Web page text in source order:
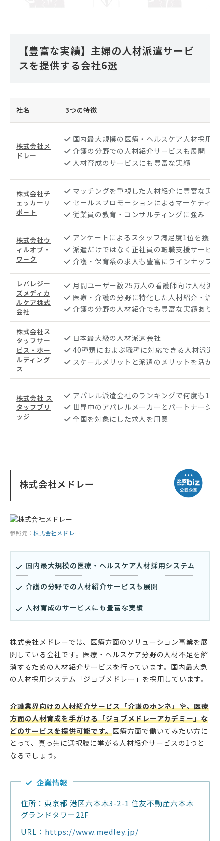
【豊富な実績】主婦の人材派遣サービ
スを提供する会社6選
社名 3つの特徴
株式会社メ
ドレー
国内最大規模の医療・ヘルスケア人材採用
介護の分野での人材紹介サービスも展開
人材育成のサービスにも豊富な実績
株式会社チ
ェッカーサ
ポート
マッチングを重視した人材紹介に豊富な実績
セールスプロモーションによるマーケティ
従業員の教育・コンサルティングに強み
株式会社ウ
ィルオブ・
ワーク
アンケートによるスタッフ満足度1位を獲得
派遣だけではなく正社員の転職支援サービ
介護・保育系の求人も豊富にラインナップ
レバレジー
ズメディカ
ルケア株式
会社
月間ユーザー数25万人の看護師向け人材派
医療・介護の分野に特化した人材紹介・派
介護の分野の人材紹介でも豊富な実績あり
株式会社ス
タッフサー
ビス・ホー
ルディング
ス
日本最大級の人材派遣会社
40種類におよぶ職種に対応できる人材派遣
スケールメリットと派遣のメリットを活か
株式会社 ス
タッフブリ
ッジ
アパレル派遣会社のランキングで何度も1位
世界中のアパレルメーカーとパートナーシ
全国を対象にした求人を用意
株式会社メドレー
参照元： 株式会社メドレー
国内最大規模の医療・ヘルスケア人材採用システム
介護の分野での人材紹介サービスも展開
人材育成のサービスにも豊富な実績
株式会社メドレーでは、医療方面のソリューション事業を展
開している会社です。医療・ヘルスケア分野の人材不足を解
消するための人材紹介サービスを行っています。国内最大急
の人材採用システム「ジョブメドレー」を採用しています。
介護業界向けの人材紹介サービス「介護のホンネ」や、医療
方面の人材育成を手がける「ジョブメドレーアカデミー」な
どのサービスを提供可能です。医療方面で働いてみたい方に
とって、真っ先に選択肢に挙がる人材紹介サービスの1つと
なるでしょう。
企業情報
住所：東京都 港区六本木3-2-1 住友不動産六本木
グランドタワー22F
URL： https://www.medley.jp/